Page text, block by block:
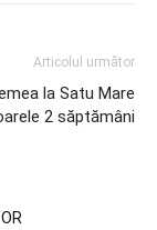
Articolul următor
la Satu Mare
2 săptămâni